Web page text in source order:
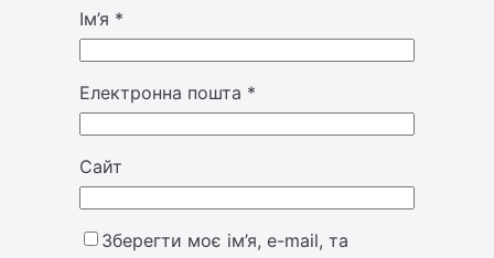
Ім’я *
Електронна пошта *
Сайт
Зберегти моє ім’я, e-mail, та